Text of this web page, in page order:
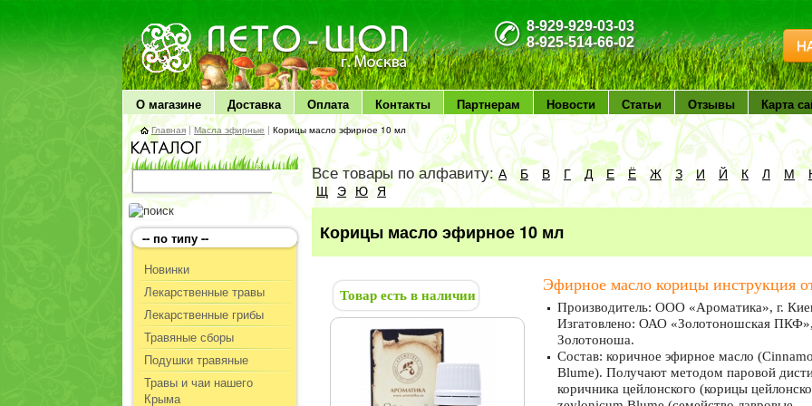
ЛЕТО чудо здоровья
8-929-929-03-03
8-925-514-66-02
О магазине Доставка Оплата Контакты Партнерам Новости Статьи Отзывы Карта
Главная | Масла эфирные | Корицы масло эфирное 10 мл
-- по типу --
Новинки
Лекарственные травы
Лекарственные грибы
Травяные сборы
Подушки травяные
Травы и чаи нашего
Крыма
Все товары по алфавиту:А Б В Г Д Е Ё Ж З И Й К Л М
Щ Э Ю Я
Корицы масло эфирное 10 мл
Товар есть в наличии
Эфирное масло корицы инструкция
Производитель: ООО «Ароматика», г.
Изгатовлено: ОАО «Золотоношская ПКФ»,
Золотоноша.
Состав: коричное эфирное масло
Blume). Получают методом паровой
коричника цейлонского (корицы